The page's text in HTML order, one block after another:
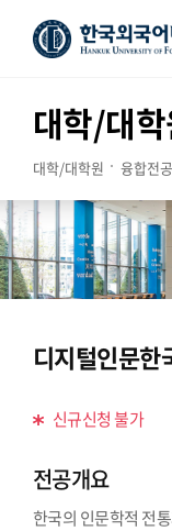
대학/대
대학/대학원 융합전공
디지털인문한
신규신청 불가
전공개요
한국의 인문학적 전